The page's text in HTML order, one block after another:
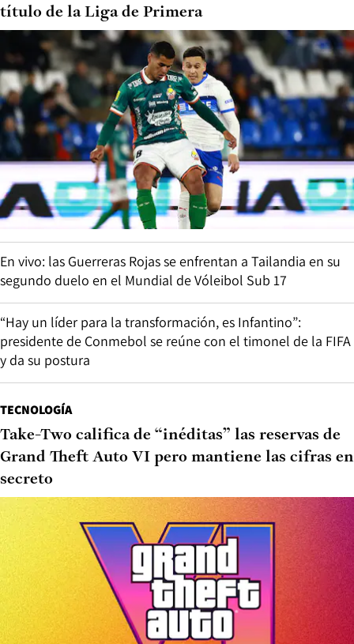
título de la Liga de Primera
En vivo: las Guerreras Rojas se enfrentan a Tailandia en su
segundo duelo en el Mundial de Vóleibol Sub 17
“Hay un líder para la transformación, es Infantino”:
presidente de Conmebol se reúne con el timonel de la FIFA
y da su postura
TECNOLOGÍA
Take-Two califica de “inéditas” las reservas de
Grand Theft Auto VI pero mantiene las cifras en
secreto